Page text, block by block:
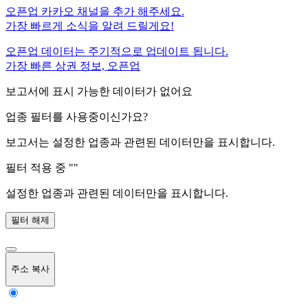
오픈업 카카오 채널을 추가 해주세요.
가장 빠르게 소식을 알려 드릴게요!
오픈업 데이터는 주기적으로 업데이트 됩니다.
가장 빠른 상권 정보, 오픈업
보고서에 표시 가능한 데이터가 없어요
업종 필터를 사용중이신가요?
보고서는 설정한 업종과 관련된 데이터만을 표시합니다.
필터 적용 중 ""
설정한 업종과 관련된 데이터만을 표시합니다.
필터 해제
주소 복사